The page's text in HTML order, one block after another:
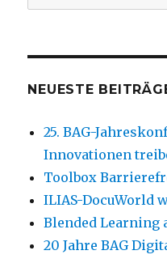
nach:
NEUESTE
25. BAG-
Innovationen
Toolbox
ILIAS-DocuWorld
Blended Learning
20 Jahre BAG